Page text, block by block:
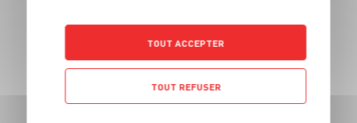
TOUT ACCEPTER
TOUT REFUSER